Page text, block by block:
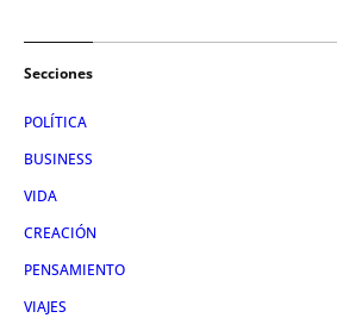
Secciones
POLÍTICA
BUSINESS
VIDA
CREACIÓN
PENSAMIENTO
VIAJES